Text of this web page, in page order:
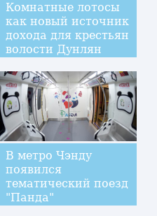
Комнатные лотосы
как новый источник
дохода для крестьян
волости Дунлян
В метро Чэнду
появился
тематический поезд
"Панда"